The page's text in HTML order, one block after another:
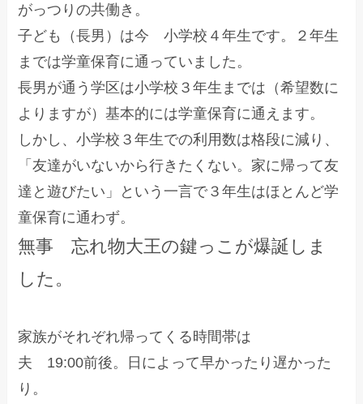
がっつりの共働き。
子ども（長男）は今 小学校４年生です。２年生
までは学童保育に通っていました。
長男が通う学区は小学校３年生までは（希望数に
よりますが）基本的には学童保育に通えます。
しかし、小学校３年生での利用数は格段に減り、
「友達がいないから行きたくない。家に帰って友
達と遊びたい」という一言で３年生はほとんど学
童保育に通わず。
無事 忘れ物大王の鍵っこが爆誕しま
した。
家族がそれぞれ帰ってくる時間帯は
夫 19:00前後。日によって早かったり遅かった
り。